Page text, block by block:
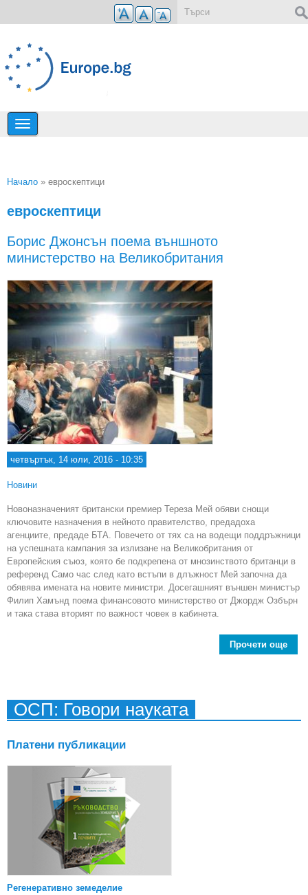
Премини към основното съдържание
Начало » евроскептици
евроскептици
Борис Джонсън поема външното
министерство на Великобритания
четвъртък, 14 юли, 2016 - 10:35
Новини
Новоназначеният британски премиер Тереза Мей обяви снощи
ключовите назначения в нейното правителство, предадоха
агенциите, предаде БТА. Повечето от тях са на водещи поддръжници
на успешната кампания за излизане на Великобритания от
Европейския съюз, която бе подкрепена от мнозинството британци в
референд Само час след като встъпи в длъжност Мей започна да
обявява имената на новите министри. Досегашният външен министър
Филип Хамънд поема финансовото министерство от Джордж Озбърн
и така става вторият по важност човек в кабинета.
Прочети още
ОСП: Говори науката
Платени публикации
Регенеративно земеделие